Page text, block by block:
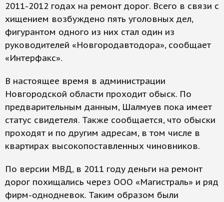
2011-2012 годах на ремонт дорог. Всего в связи с
хищением возбуждено пять уголовных дел,
фигурантом одного из них стал один из
руководителей «Новгородавтодора», сообщает
«Интерфакс».
В настоящее время в администрации
Новгородской области проходит обыск. По
предварительным данным, Шалмуев пока имеет
статус свидетеля. Также сообщается, что обыски
проходят и по другим адресам, в том числе в
квартирах высокопоставленных чиновников.
По версии МВД, в 2011 году деньги на ремонт
дорог похищались через ООО «Магистраль» и ряд
фирм-однодневок. Таким образом были